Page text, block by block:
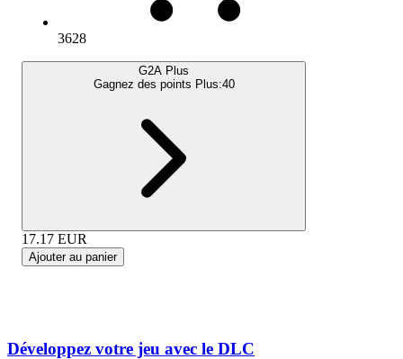
3628
G2A Plus
Gagnez des points Plus:40
17.17 EUR
Ajouter au panier
Développez votre jeu avec le DLC